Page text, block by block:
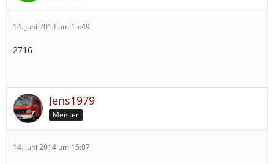
14. Juni 2014 um 15:49
2716
Jens1979
Meister
14. Juni 2014 um 16:07